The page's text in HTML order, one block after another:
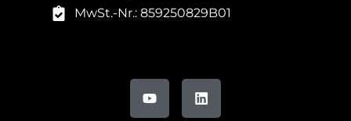
MwSt.-Nr.: 859250829B01